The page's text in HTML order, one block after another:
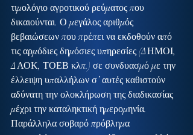
τιμολόγιο αγροτικού ρεύματος που
δικαιούνται. Ο μεγάλος αριθμός
βεβαιώσεων που πρέπει να εκδοθούν από
τις αρμόδιες δημόσιες υπηρεσίες (ΔΗΜΟΙ,
ΔΑΟΚ, ΤΟΕΒ κλπ.) σε συνδυασμό με την
έλλειψη υπαλλήλων σ’ αυτές καθιστούν
αδύνατη την ολοκλήρωση της διαδικασίας
μέχρι την καταληκτική ημερομηνία.
Παράλληλα σοβαρό πρόβλημα